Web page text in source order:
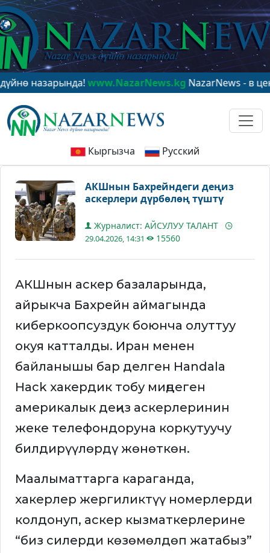
www.NazarNews.kgNazarNews - в центре
Кыргызча Русский
АКШнын Бахрейндеги деңиз
аскерлери дүрбөлөң түштү
Журналист: АЙСУЛУУ ТАЛАНТ
29.04.2026, 14:31 15560
АКШнын аскер базаларында,
айрыкча Бахрейн аймагында
киберкоопсуздук боюнча олуттуу
окуя катталды. Иран менен
байланышы бар делген Handala
Hack хакердик тобу миңдеген
америкалык деңиз аскерлеринин
жеке телефондоруна коркутуучу
билдирүүлөрдү жөнөткөн.
Маалыматтарга караганда,
хакерлер жергиликтүү номерлерди
колдонуп, аскер кызматкерлерине
“биз силерди көзөмөлдөп жатабыз”